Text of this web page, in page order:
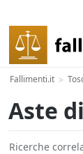
Fallimenti.it >
Aste
Ricerche